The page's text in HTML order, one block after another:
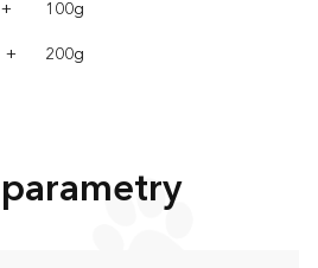
100g
200g